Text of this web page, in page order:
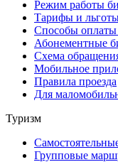
Режим работы
Тарифы и
Способы оплаты
Абонементные
Схема
Мобильное
Правила проезда
Для
Туризм
Групповые